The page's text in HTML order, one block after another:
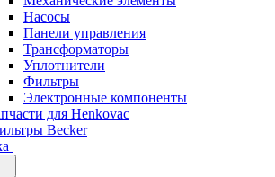
Насосы
Панели управления
Трансформаторы
Уплотнители
Фильтры
Электронные компоненты
для Henkovac
Becker